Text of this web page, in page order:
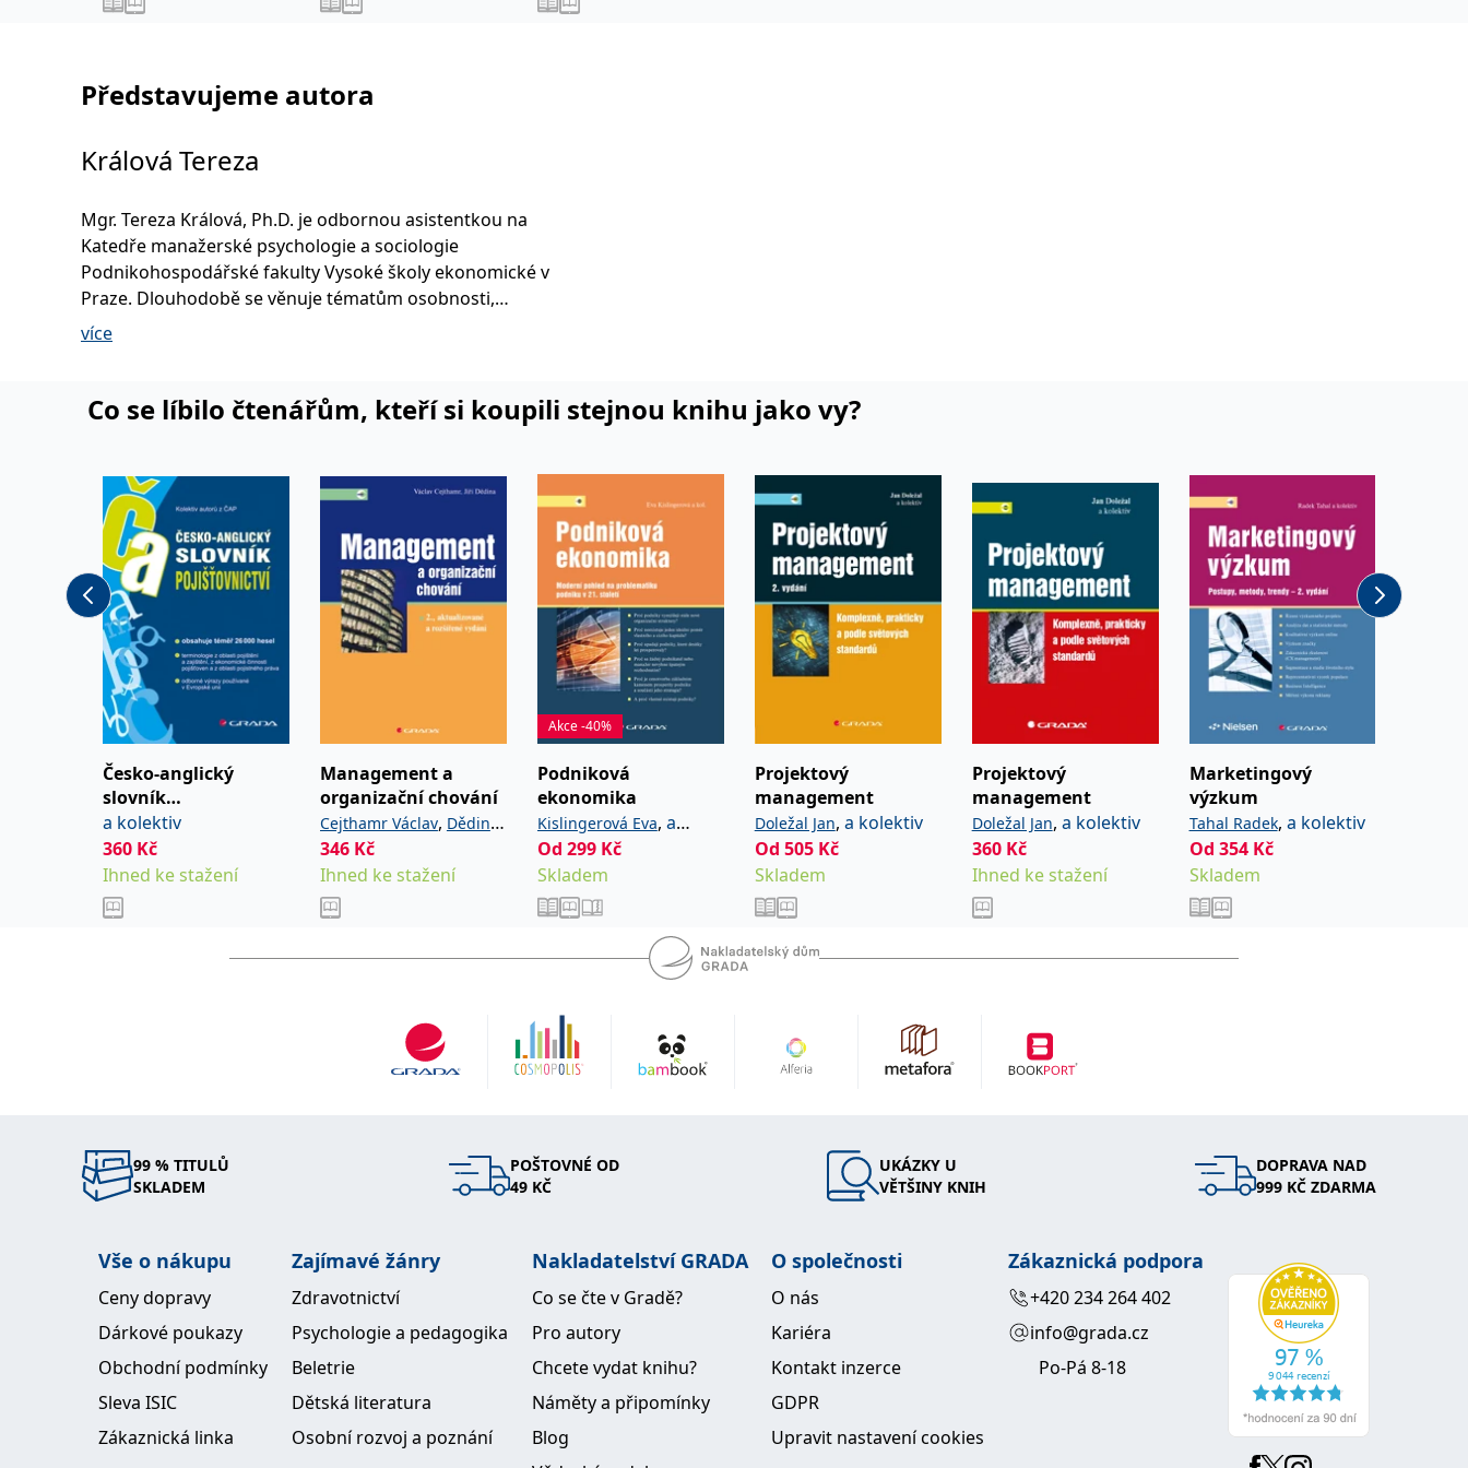
Představujeme autora
Králová Tereza
Mgr. Tereza Králová, Ph.D. je odbornou asistentkou na
Katedře manažerské psychologie a sociologie
Podnikohospodářské fakulty Vysoké školy ekonomické v
Praze. Dlouhodobě se věnuje tématům osobnosti,
motivace, komunikace, týmové práce a rozvoje osobnosti.
působí dlouhodobě také jako poradkyně, psycholožka,
aktuálně i jako vedoucí Akademické psychologické
personalistiky, zejména ve výběru, diagnostice, vzdělávání
a poradenství. Absolvovala psychoterapeutický výcvik v
PCA přístupu, který uplatňuje ve své terapeutické praxi. Je
členkou profesní organizace Asociace vysokoškolských
poradců a Česká asociace pro psychoterapii.
více
Co se líbilo čtenářům, kteří si koupili stejnou knihu jako vy?
Česko-anglický
slovník
pojišťovnictví
a kolektiv
360 Kč
Ihned ke stažení
Management a
organizační chování
Cejthamr Václav, Dědina
Jiří
346 Kč
Ihned ke stažení
Akce -40%
Podniková
ekonomika
Kislingerová Eva, a
kolektiv
Od 299 Kč
Skladem
Projektový
management
Doležal Jan, a kolektiv
Od 505 Kč
Skladem
Projektový
management
Doležal Jan, a kolektiv
360 Kč
Ihned ke stažení
Marketingový
výzkum
Tahal Radek, a kolektiv
Od 354 Kč
Skladem
99 % TITULŮ
SKLADEM
POŠTOVNÉ OD
49 KČ
UKÁZKY U
VĚTŠINY KNIH
DOPRAVA NAD
999 KČ ZDARMA
Vše o nákupu
Ceny dopravy
Dárkové poukazy
Obchodní podmínky
Sleva ISIC
Zákaznická linka
Zajímavé žánry
Zdravotnictví
Psychologie a pedagogika
Beletrie
Dětská literatura
Osobní rozvoj a poznání
Nakladatelství GRADA
Co se čte v Gradě?
Pro autory
Chcete vydat knihu?
Náměty a připomínky
Blog
O společnosti
O nás
Kariéra
Kontakt inzerce
GDPR
Upravit nastavení cookies
Zákaznická podpora
+420 234 264 402
info@grada.cz
Po-Pá 8-18